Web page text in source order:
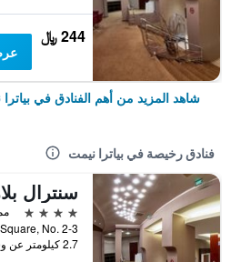
244 ﷼
شاهد المزيد من أهم الفنادق في
فنادق رخيصة في بياترا نيمت
4 نجوم
2.7 كيلومتر عن وسط المدينة